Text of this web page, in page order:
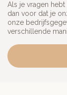
Als je vragen
dan voor dat je
onze
verschillende